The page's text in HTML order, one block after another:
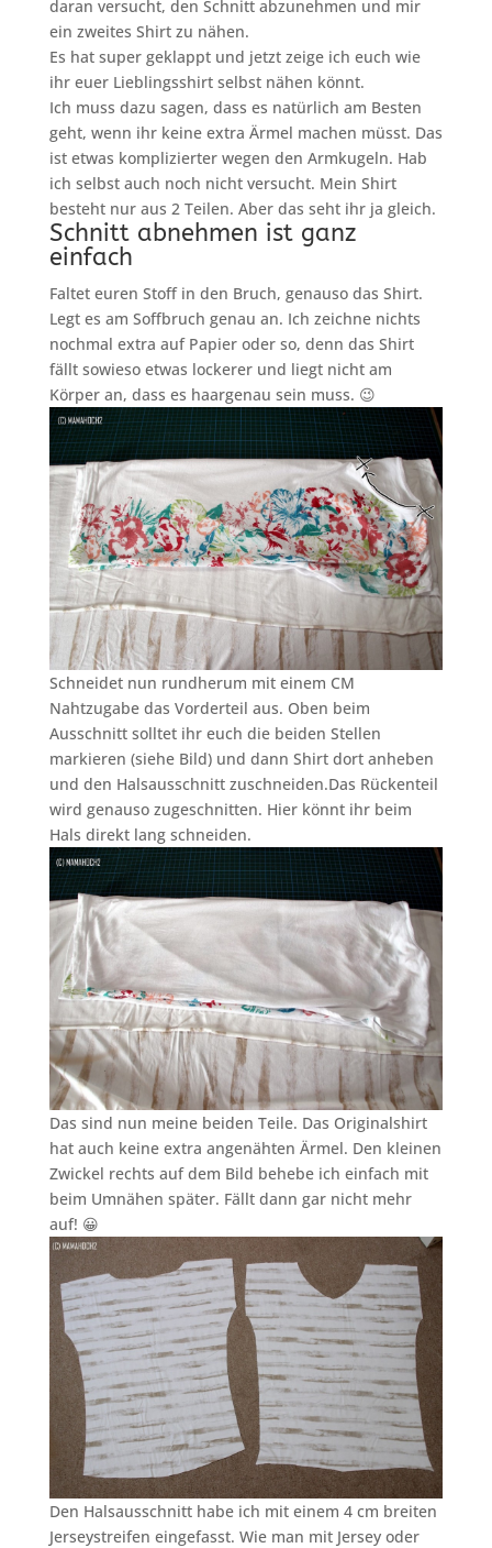
daran versucht, den Schnitt abzunehmen und mir
ein zweites Shirt zu nähen.
Es hat super geklappt und jetzt zeige ich euch wie
ihr euer Lieblingsshirt selbst nähen könnt.
Ich muss dazu sagen, dass es natürlich am Besten
geht, wenn ihr keine extra Ärmel machen müsst. Das
ist etwas komplizierter wegen den Armkugeln. Hab
ich selbst auch noch nicht versucht. Mein Shirt
besteht nur aus 2 Teilen. Aber das seht ihr ja gleich.
Schnitt abnehmen ist ganz
einfach
Faltet euren Stoff in den Bruch, genauso das Shirt.
Legt es am Soffbruch genau an. Ich zeichne nichts
nochmal extra auf Papier oder so, denn das Shirt
fällt sowieso etwas lockerer und liegt nicht am
Körper an, dass es haargenau sein muss. 😉
Schneidet nun rundherum mit einem CM
Nahtzugabe das Vorderteil aus. Oben beim
Ausschnitt solltet ihr euch die beiden Stellen
markieren (siehe Bild) und dann Shirt dort anheben
und den Halsausschnitt zuschneiden.Das Rückenteil
wird genauso zugeschnitten. Hier könnt ihr beim
Hals direkt lang schneiden.
Das sind nun meine beiden Teile. Das Originalshirt
hat auch keine extra angenähten Ärmel. Den kleinen
Zwickel rechts auf dem Bild behebe ich einfach mit
beim Umnähen später. Fällt dann gar nicht mehr
auf! 😀
Den Halsausschnitt habe ich mit einem 4 cm breiten
Jerseystreifen eingefasst. Wie man mit Jersey oder